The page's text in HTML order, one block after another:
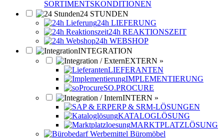
SORTIMENTSKONDITIONEN
24 STUNDEN
24h LIEFERUNG
24h REAKTIONSZEIT
24h WEBSHOP
INTEGRATION
EXTERN »
LIEFERANTEN
IMPLEMENTIERUNG
SO.PROCURE
INTERN »
ERP & SRM-LÖSUNGEN
KATALOGLÖSUNG
MARKTPLATZLÖSUNG